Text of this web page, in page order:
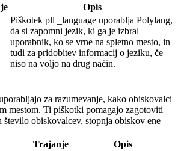
Opis
Piškotek pll _language uporablja Polylang,
da si zapomni jezik, ki ga je izbral
uporabnik, ko se vrne na spletno mesto, in
tudi za pridobitev informacij o jeziku, če
niso na voljo na drug način.
za razumevanje, kako obiskovalci
mestom. Ti piškotki pomagajo zagotoviti
obiskovalcev, stopnja obiskov ene
Trajanje Opis